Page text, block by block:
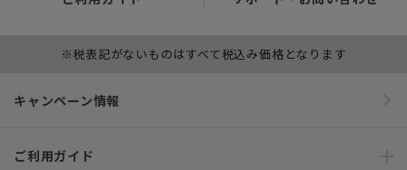
※税表記がないものはすべて税込み価格となります
キャンペーン情報
ご利用ガイド